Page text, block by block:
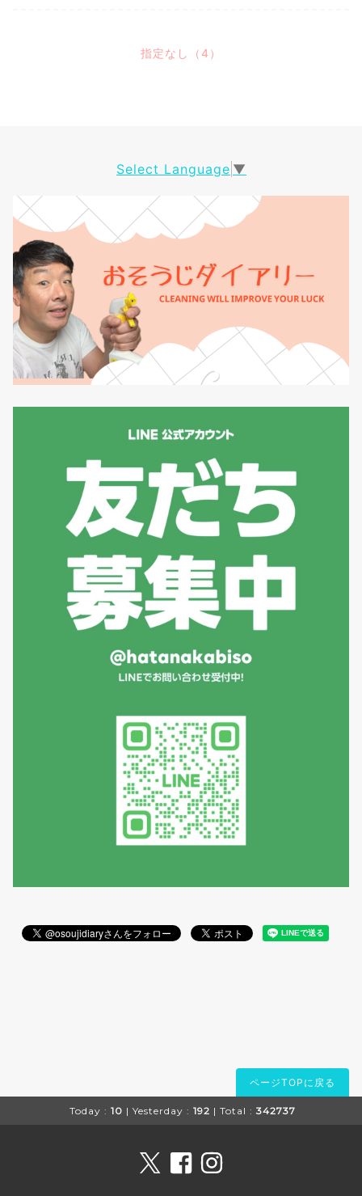
指定なし（4）
Select Language ▼
ページTOPに戻る
Today : 10 | Yesterday : 192 | Total : 342737